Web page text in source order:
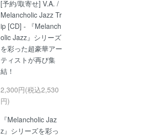
[予約/取寄せ] V.A. /
Melancholic Jazz Tr
ip [CD] - 『Melanch
olic Jazz』シリーズ
を彩った超豪華アー
ティストが再び集
結！
2,300円(税込2,530
円)
『Melancholic Jaz
z』シリーズを彩っ